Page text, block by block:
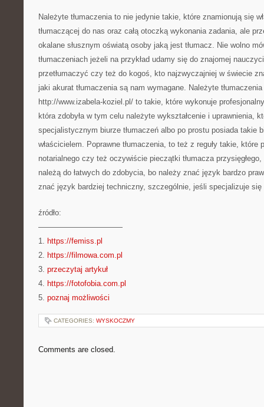
Należyte tłumaczenia to nie jedynie takie, które znamionują się
tłumaczącej do nas oraz całą otoczką wykonania zadania, ale
okalane słusznym oświatą osoby jaką jest tłumacz. Nie wolno
tłumaczeniach jeżeli na przykład udamy się do znajomej
przetłumaczyć czy też do kogoś, kto najzwyczajniej w świecie
jaki akurat tłumaczenia są nam wymagane. Należyte
http://www.izabela-koziel.pl/ to takie, które wykonuje
która zdobyła w tym celu należyte wykształcenie i uprawnienia,
specjalistycznym biurze tłumaczeń albo po prostu posiada takie
właścicielem. Poprawne tłumaczenia, to też z reguły takie, które
notarialnego czy też oczywiście pieczątki tłumacza
należą do łatwych do zdobycia, bo należy znać język bardzo
znać język bardziej techniczny, szczególnie, jeśli specjalizuje
źródło:
———————————
1. https://femiss.pl
2. https://filmowa.com.pl
3. przeczytaj artykuł
4. https://fotofobia.com.pl
5. poznaj możliwości
CATEGORIES: WYSKOCZMY
Comments are closed.